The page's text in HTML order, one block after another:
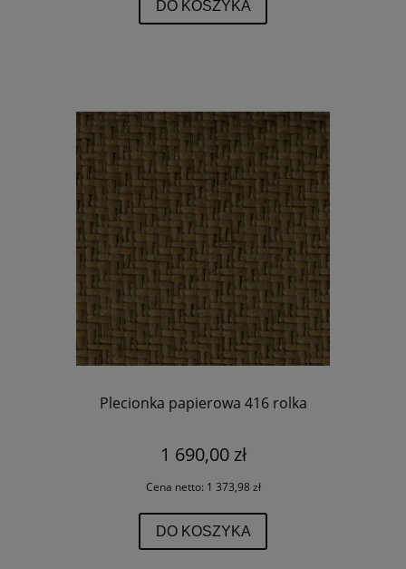
DO KOSZYKA
Plecionka papierowa 416 rolka
1 690,00 zł
Cena netto: 1 373,98 zł
DO KOSZYKA